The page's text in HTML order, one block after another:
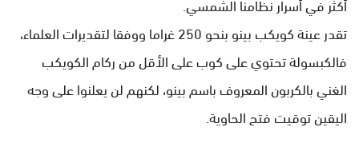
تقدر عينة كويكب بينو بنحو 250 غراما ووفقا لتقديرات العلماء،
فالكبسولة تحتوي على كوب على الأقل من ركام الكويكب
الغني بالكربون المعروف باسم بينو، لكنهم لن يعلنوا على وجه
اليقين توقيت فتح الحاوية.